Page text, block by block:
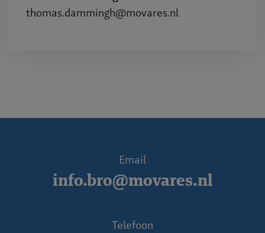
thomas.dammingh@movares.nl
Email
info.bro@movares.nl
Telefoon